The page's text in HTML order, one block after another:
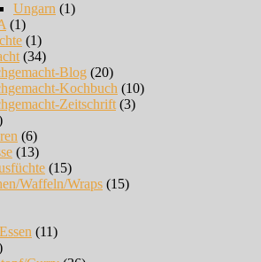
Ungarn (1)
(1)
(1)
(34)
Blog (20)
Kochbuch (10)
Zeitschrift(3)
(6)
(13)
(15)
Waffeln/Wraps (15)
(11)